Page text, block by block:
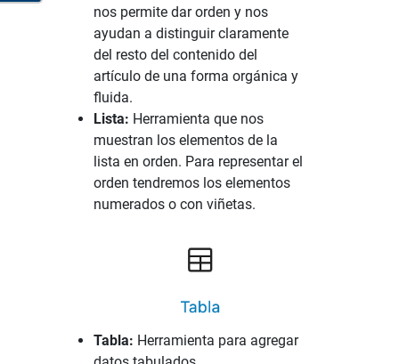
nos permite dar orden y nos
ayudan a distinguir claramente
del resto del contenido del
artículo de una forma orgánica y
fluida.
Lista: Herramienta que nos
muestran los elementos de la
lista en orden. Para representar el
orden tendremos los elementos
numerados o con viñetas.
Tabla: Herramienta para agregar